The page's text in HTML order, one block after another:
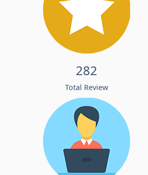
282
Total Review